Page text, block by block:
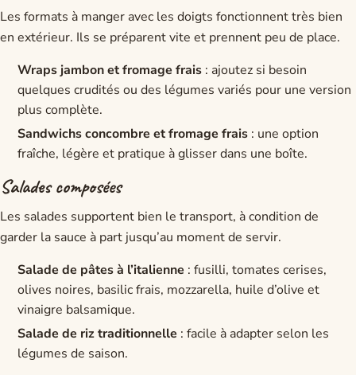
Les formats à manger avec les doigts fonctionnent très bien
en extérieur. Ils se préparent vite et prennent peu de place.
Wraps jambon et fromage frais : ajoutez si besoin
quelques crudités ou des légumes variés pour une version
plus complète.
Sandwichs concombre et fromage frais : une option
fraîche, légère et pratique à glisser dans une boîte.
Salades composées
Les salades supportent bien le transport, à condition de
garder la sauce à part jusqu’au moment de servir.
Salade de pâtes à l’italienne : fusilli, tomates cerises,
olives noires, basilic frais, mozzarella, huile d’olive et
vinaigre balsamique.
Salade de riz traditionnelle : facile à adapter selon les
légumes de saison.